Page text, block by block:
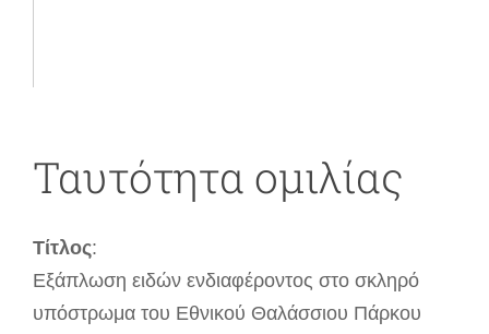
Ταυτότητα ομιλίας
Τίτλος:
Εξάπλωση ειδών ενδιαφέροντος στο σκληρό
υπόστρωμα του Εθνικού Θαλάσσιου Πάρκου